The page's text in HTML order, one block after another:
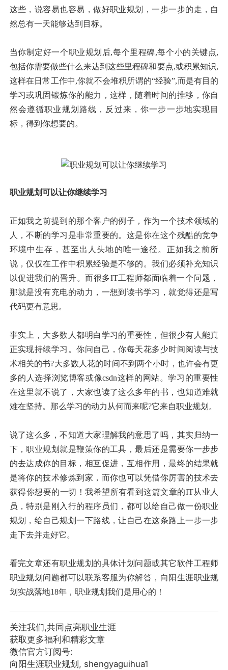
这些，说容易也容易，做好职业规划，一步一步的走，自
然总有一天能够达到目标。
当你制定好一个职业规划后,每个里程碑,每个小的关键点,
包括你需要做些什么来达到这些里程碑和要点,或积累知识,
这样在日常工作中,你就不会堆积所谓的“经验”,而是有目的
学习或巩固锻炼你的能力，这样，随着时间的推移，你自
然会遵循职业规划路线，反过来，你一步一步地实现目
标，得到你想要的。
职业规划可以让你继续学习
正如我之前提到的那个客户的例子，作为一个技术领域的
人，不断的学习是非常重要的。这是你在这个残酷的竞争
环境中生存，甚至出人头地的唯一途径。正如我之前所
说，仅仅在工作中积累经验是不够的。我们必须补充知识
以促进我们的晋升。而很多IT工程师都面临着一个问题，
那就是没有充电的动力，一想到读书学习，就觉得还是写
代码更有意思。
事实上，大多数人都明白学习的重要性，但很少有人能真
正实现持续学习。你问自己，你每天花多少时间阅读与技
术相关的书?大多数人花的时间不到两个小时，也许会有更
多的人选择浏览博客或像csdn这样的网站。学习的重要性
在这里就不说了，大家也读了这么多年的书，也知道难就
难在坚持。那么学习的动力从何而来呢?它来自职业规划。
说了这么多，不知道大家理解我的意思了吗，其实归纳一
下，职业规划就是鞭策你的工具，最后还是需要你一步步
的去达成你的目标，相互促进，互相作用，最终的结果就
是将你的技术修炼到家，而你也可以凭借你厉害的技术去
获得你想要的一切！我希望所有看到这篇文章的IT从业人
员，特别是刚入行的程序员们，都可以给自己做一份职业
规划，给自己规划一下路线，让自己在这条路上一步一步
走下去并走好它。
看完文章还有职业规划的具体计划问题或其它软件工程师
职业规划问题都可以联系客服为你解答，向阳生涯职业规
划实战落地18年，职业规划我们是用心的！
关注我们,共同点亮职业生涯
获取更多福利和精彩文章
微信官方订阅号:
向阳生涯职业规划, shengyaguihua1